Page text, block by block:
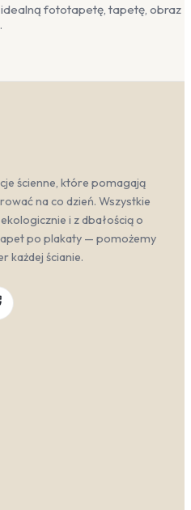
fototapetę, tapetę, obraz
ścienne, które pomagają
na co dzień. Wszystkie
i z dbałością o
po plakaty — pomożemy
każdej ścianie.